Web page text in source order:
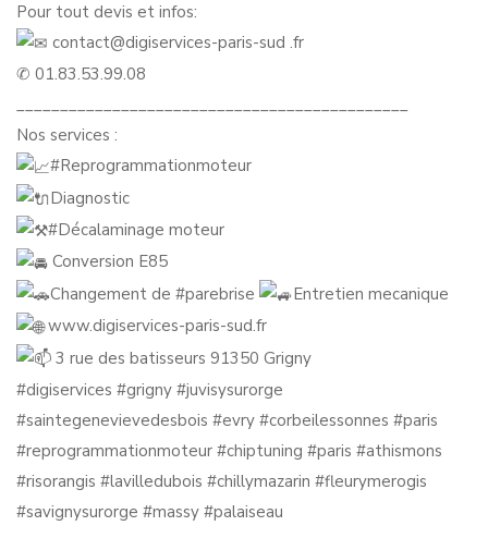
Pour tout devis et infos:
contact@digiservices-paris-sud .fr
✆ 01.83.53.99.08
_____________________________________________
Nos services :
#Reprogrammationmoteur
Diagnostic
#Décalaminage moteur
Conversion E85
Changement de #parebrise
Entretien mecanique
www.digiservices-paris-sud.fr
3 rue des batisseurs 91350 Grigny
#digiservices #grigny #juvisysurorge
#saintegenevievedesbois #evry #corbeilessonnes #paris
#reprogrammationmoteur #chiptuning #paris #athismons
#risorangis #lavilledubois #chillymazarin #fleurymerogis
#savignysurorge #massy #palaiseau